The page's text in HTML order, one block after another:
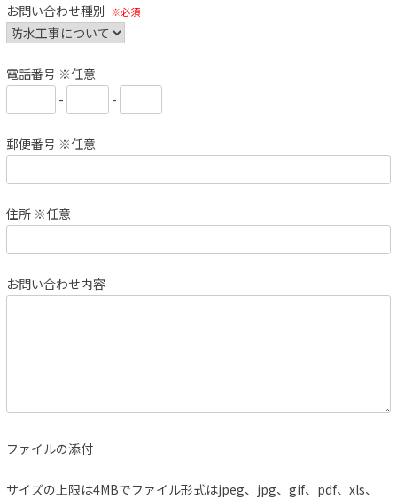
お問い合わせ種別 ※必須
電話番号 ※任意
-
-
郵便番号 ※任意
住所 ※任意
お問い合わせ内容
ファイルの添付
サイズの上限は4MBでファイル形式はjpeg、jpg、gif、pdf、xls、